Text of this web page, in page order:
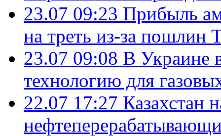
23.07 09:23 Прибыль
на треть из-за пошлин
23.07 09:08 В Украине
технологию для
22.07 17:27 Казахстан